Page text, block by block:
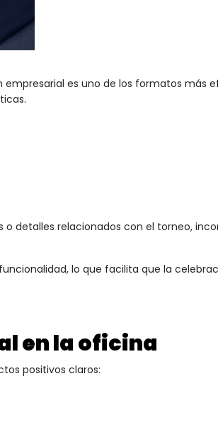
empresarial es uno de los formatos más
o detalles relacionados con el torneo,
lo que facilita que la
en la oficina
positivos claros: